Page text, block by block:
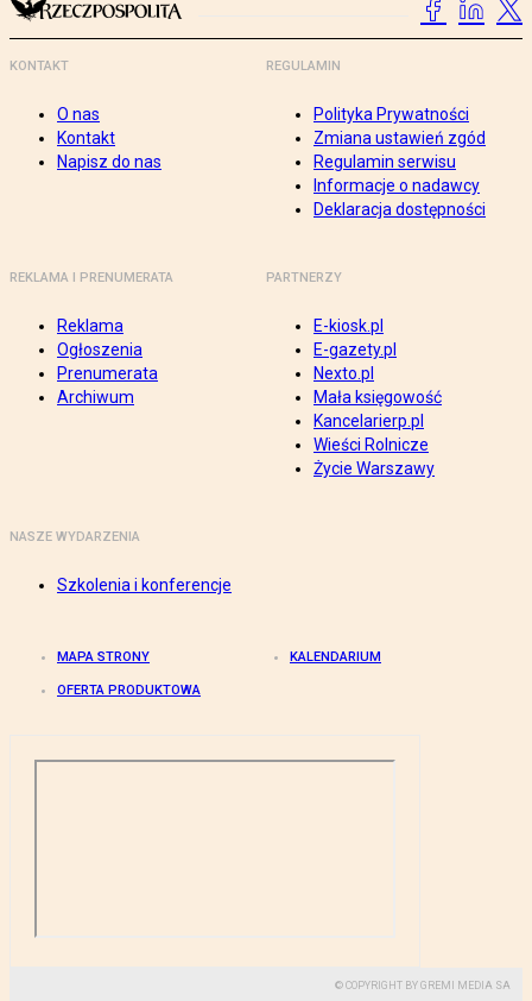
KONTAKT
O nas
Kontakt
Napisz do nas
REGULAMIN
Polityka Prywatności
Zmiana ustawień zgód
Regulamin serwisu
Informacje o nadawcy
Deklaracja dostępności
REKLAMA I PRENUMERATA
Reklama
Ogłoszenia
Prenumerata
Archiwum
PARTNERZY
E-kiosk.pl
E-gazety.pl
Nexto.pl
Mała księgowość
Kancelarierp.pl
Wieści Rolnicze
Życie Warszawy
NASZE WYDARZENIA
Szkolenia i konferencje
MAPA STRONY KALENDARIUM
OFERTA PRODUKTOWA
© COPYRIGHT BY GREMI MEDIA SA